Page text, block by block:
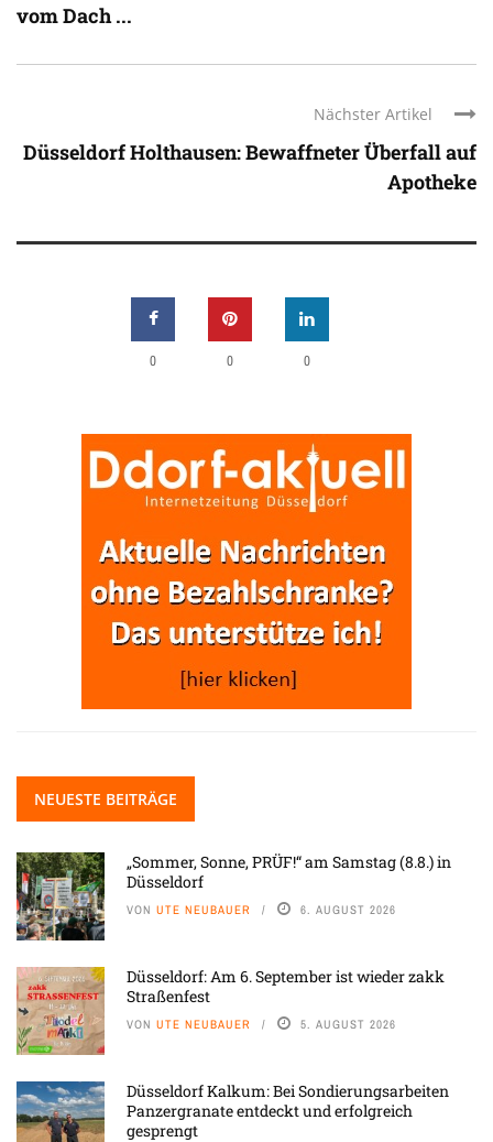
vom Dach ...
Nächster Artikel
Düsseldorf Holthausen: Bewaffneter Überfall auf
Apotheke
0 0 0
NEUESTE BEITRÄGE
„Sommer, Sonne, PRÜF!“ am Samstag (8.8.) in
Düsseldorf
VON UTE NEUBAUER 6. AUGUST 2026
Düsseldorf: Am 6. September ist wieder zakk
Straßenfest
VON UTE NEUBAUER 5. AUGUST 2026
Düsseldorf Kalkum: Bei Sondierungsarbeiten
Panzergranate entdeckt und erfolgreich
gesprengt